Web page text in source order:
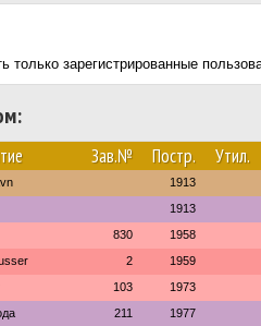
только зарегистрированные
Зав.№ Постр. Утил.
1913
1913
830 1958
2 1959
103 1973
211 1977